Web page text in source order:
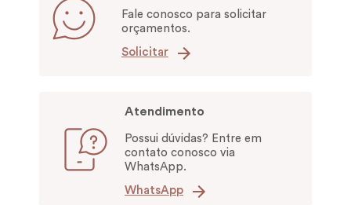
Fale conosco para solicitar
orçamentos.
Solicitar
Atendimento
Possui dúvidas? Entre em
contato conosco via
WhatsApp.
WhatsApp